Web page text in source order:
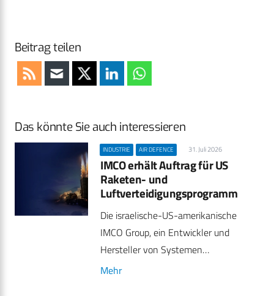
Beitrag teilen
Das könnte Sie auch interessieren
INDUSTRIE AIR DEFENCE 31. Juli 2026
IMCO erhält Auftrag für US
Raketen- und
Luftverteidigungsprogramm
Die israelische-US-amerikanische
IMCO Group, ein Entwickler und
Hersteller von Systemen…
Mehr